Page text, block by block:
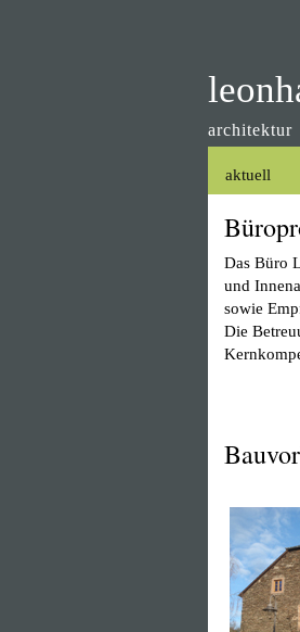
architektur
aktuell
Das Büro
und
sowie
Die